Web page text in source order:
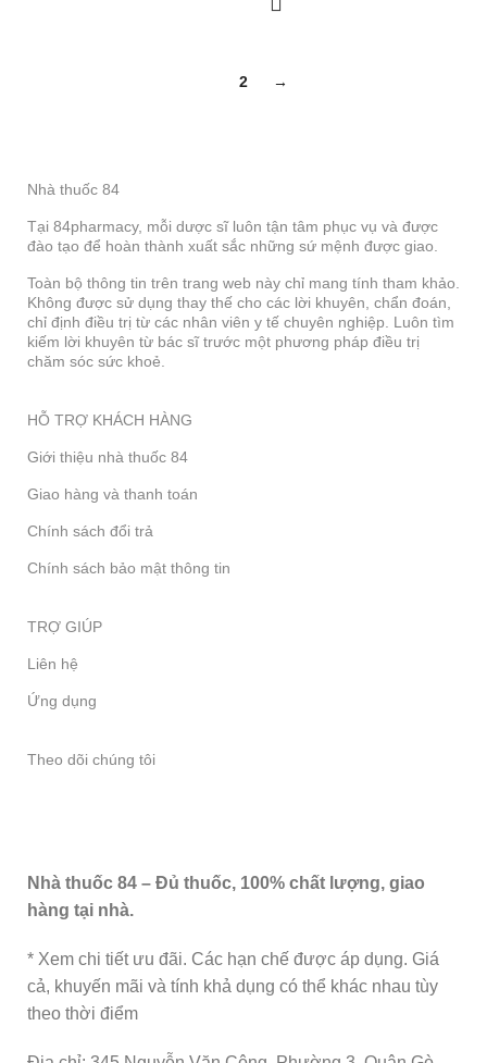
2 →
Nhà thuốc 84
Tại 84pharmacy, mỗi dược sĩ luôn tận tâm phục vụ và được
đào tạo để hoàn thành xuất sắc những sứ mệnh được giao.
Toàn bộ thông tin trên trang web này chỉ mang tính tham khảo.
Không được sử dụng thay thế cho các lời khuyên, chẩn đoán,
chỉ định điều trị từ các nhân viên y tế chuyên nghiệp. Luôn tìm
kiếm lời khuyên từ bác sĩ trước một phương pháp điều trị
chăm sóc sức khoẻ.
HỖ TRỢ KHÁCH HÀNG
Giới thiệu nhà thuốc 84
Giao hàng và thanh toán
Chính sách đổi trả
Chính sách bảo mật thông tin
TRỢ GIÚP
Liên hệ
Ứng dụng
Theo dõi chúng tôi
Nhà thuốc 84 – Đủ thuốc, 100% chất lượng, giao
hàng tại nhà.
* Xem chi tiết ưu đãi. Các hạn chế được áp dụng. Giá
cả, khuyến mãi và tính khả dụng có thể khác nhau tùy
theo thời điểm